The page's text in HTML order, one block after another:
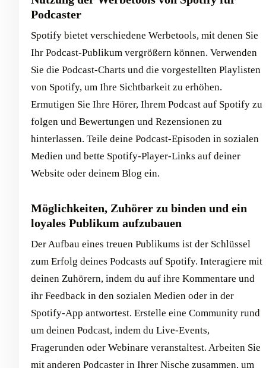
Podcaster
Spotify bietet verschiedene Werbetools, mit denen Sie
Ihr Podcast-Publikum vergrößern können. Verwenden
Sie die Podcast-Charts und die vorgestellten Playlisten
von Spotify, um Ihre Sichtbarkeit zu erhöhen.
Ermutigen Sie Ihre Hörer, Ihrem Podcast auf Spotify zu
folgen und Bewertungen und Rezensionen zu
hinterlassen. Teile deine Podcast-Episoden in sozialen
Medien und bette Spotify-Player-Links auf deiner
Website oder deinem Blog ein.
Möglichkeiten, Zuhörer zu binden und ein
loyales Publikum aufzubauen
Der Aufbau eines treuen Publikums ist der Schlüssel
zum Erfolg deines Podcasts auf Spotify. Interagiere mit
deinen Zuhörern, indem du auf ihre Kommentare und
ihr Feedback in den sozialen Medien oder in der
Spotify-App antwortest. Erstelle eine Community rund
um deinen Podcast, indem du Live-Events,
Fragerunden oder Webinare veranstaltest. Arbeiten Sie
mit anderen Podcaster in Ihrer Nische zusammen, um